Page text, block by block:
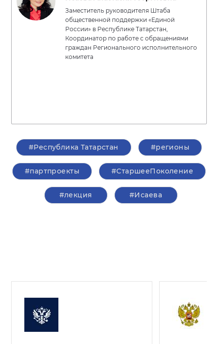
Заместитель руководителя Штаба
общественной поддержки «Единой
России» в Республике Татарстан,
Координатор по работе с обращениями
граждан Регионального исполнительного
комитета
#Республика Татарстан #регионы
#партпроекты #СтаршееПоколение
#лекция #Исаева